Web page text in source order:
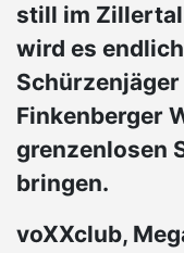
still im
wird es
Finkenberger
grenzenlosen
bringen.
voXXclub,